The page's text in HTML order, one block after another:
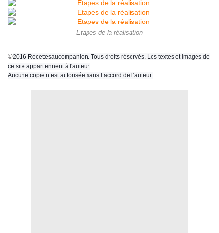
Etapes de la réalisation
©2016 Recettesaucompanion. Tous droits réservés. Les textes et images de
ce site appartiennent à l'auteur.
Aucune copie n’est autorisée sans l’accord de l’auteur.